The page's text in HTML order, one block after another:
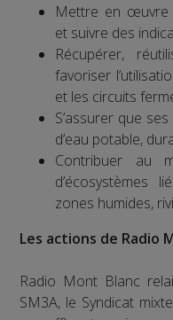
Mettre en œuvre
et suivre des
Récupérer,
favoriser
et les circuits
S’assurer que
d’eau potable,
Contribuer au
d’écosystèmes
zones humides,
Les actions de Radio
Radio Mont Blanc
SM3A, le Syndicat